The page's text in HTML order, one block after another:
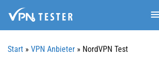
Springe
zum
Inhalt
Start » VPN Anbieter » NordVPN Test